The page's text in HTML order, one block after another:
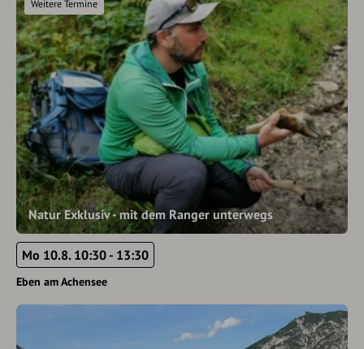
Natur Exklusiv - mit dem Ranger unterwegs
Weitere Termine
Mo 10.8. 10:30 - 13:30
Eben am Achensee